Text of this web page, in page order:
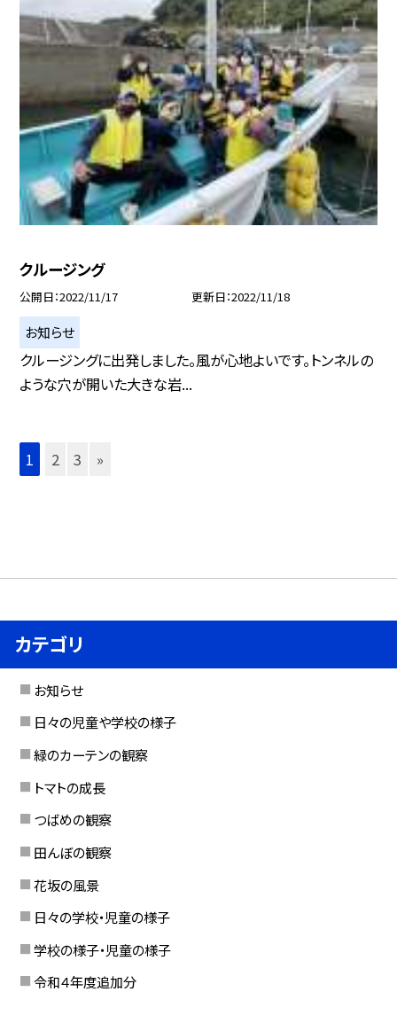
クルージング
公開日 2022/11/17 更新日 2022/11/18
お知らせ
クルージングに出発しました。風が心地よいです。トンネルの
ような穴が開いた大きな岩...
1 2 3 »
カテゴリ
お知らせ
日々の児童や学校の様子
緑のカーテンの観察
トマトの成長
つばめの観察
田んぼの観察
花坂の風景
日々の学校・児童の様子
学校の様子・児童の様子
令和４年度追加分